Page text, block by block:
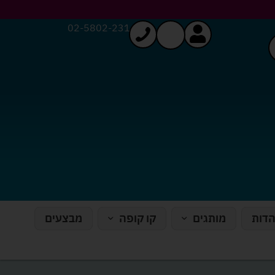
02-5802-231
מותגים קו קופה
מבצעים